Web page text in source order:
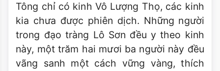
Tông chỉ có kinh Vô Lượng Thọ, các kinh
kia chưa được phiên dịch. Những người
trong đạo tràng Lô Sơn đều y theo kinh
này, một trăm hai mươi ba người này đều
vãng sanh một cách vững vàng, thích